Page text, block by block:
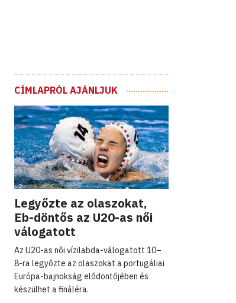
CÍMLAPRÓL AJÁNLJUK
Legyőzte az olaszokat,
Eb-döntős az U20-as női
válogatott
Az U20-as női vízilabda-válogatott 10–
8-ra legyőzte az olaszokat a portugáliai
Európa-bajnokság elődöntőjében és
készülhet a fináléra.